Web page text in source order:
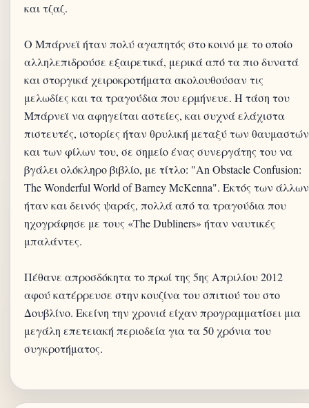
και τζαζ.
Ο Μπάρνεϊ ήταν πολύ αγαπητός στο κοινό με το οποίο
αλληλεπιδρούσε εξαιρετικά, μερικά από τα πιο δυνατά
και στοργικά χειροκροτήματα ακολουθούσαν τις
μελωδίες και τα τραγούδια που ερμήνευε. Η τάση του
Μπάρνεϊ να αφηγείται αστείες, και συχνά ελάχιστα
πιστευτές, ιστορίες ήταν θρυλική μεταξύ των θαυμαστών
και των φίλων του, σε σημείο ένας συνεργάτης του να
βγάλει ολόκληρο βιβλίο, με τίτλο: "An Obstacle Confusion:
The Wonderful World of Barney McKenna". Εκτός των άλλων
ήταν και δεινός ψαράς, πολλά από τα τραγούδια που
ηχογράφησε με τους «The Dubliners» ήταν ναυτικές
μπαλάντες.
Πέθανε απροσδόκητα το πρωί της 5ης Απριλίου 2012
αφού κατέρρευσε στην κουζίνα του σπιτιού του στο
Δουβλίνο. Εκείνη την χρονιά είχαν προγραμματίσει μια
μεγάλη επετειακή περιοδεία για τα 50 χρόνια του
συγκροτήματος.